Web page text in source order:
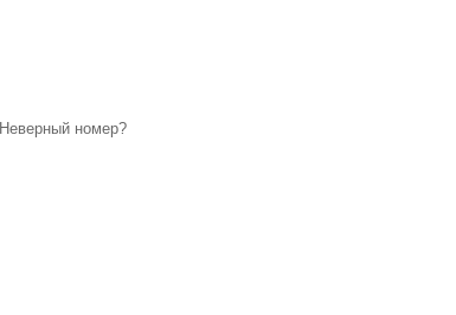
Неверный номер?